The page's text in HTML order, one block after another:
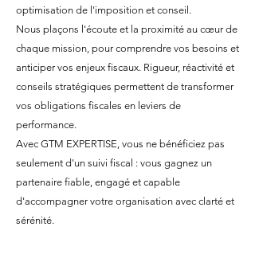
optimisation de l'imposition et conseil.
Nous plaçons l'écoute et la proximité au cœur de
chaque mission, pour comprendre vos besoins et
anticiper vos enjeux fiscaux. Rigueur, réactivité et
conseils stratégiques permettent de transformer
vos obligations fiscales en leviers de
performance.
Avec GTM EXPERTISE, vous ne bénéficiez pas
seulement d'un suivi fiscal : vous gagnez un
partenaire fiable, engagé et capable
d'accompagner votre organisation avec clarté et
sérénité.